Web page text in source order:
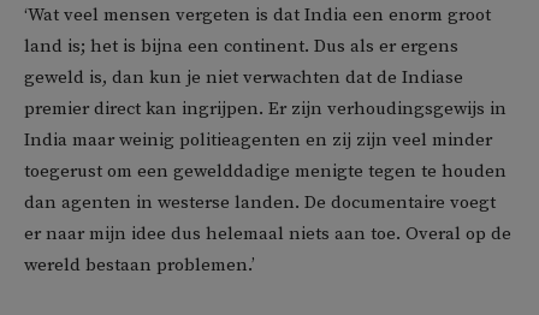
‘Wat veel mensen vergeten is dat India een enorm groot
land is; het is bijna een continent. Dus als er ergens
geweld is, dan kun je niet verwachten dat de Indiase
premier direct kan ingrijpen. Er zijn verhoudingsgewijs in
India maar weinig politieagenten en zij zijn veel minder
toegerust om een ​​gewelddadige menigte tegen te houden
dan agenten in westerse landen. De documentaire voegt
er naar mijn idee dus helemaal niets aan toe. Overal op de
wereld bestaan problemen.’